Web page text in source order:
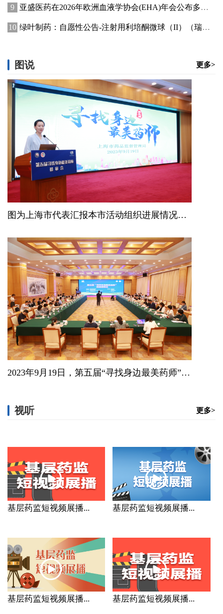
亚盛医药在2026年欧洲血液学协会(EHA)年会公布多项临床进展
绿叶制药：自愿性公告-注射用利培酮微球（II）（瑞欣妥）获国家药品监督管理局批准上市
图说 更多>
图为上海市代表汇报本市活动组织进展情况及推荐参加活动的药师事迹。
2023年9月19日，第五届“寻找身边最美药师”活动初审会在北京召开。
视听 更多>
基层药监短视频展播... 基层药监短视频展播...
基层药监短视频展播... 基层药监短视频展播...